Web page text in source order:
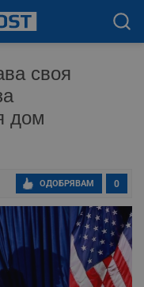
своя
дом
0
ОДОБРЯВАМ